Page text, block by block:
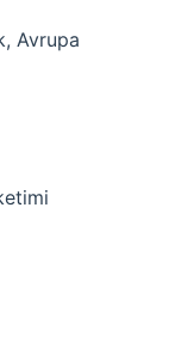
Avrupa